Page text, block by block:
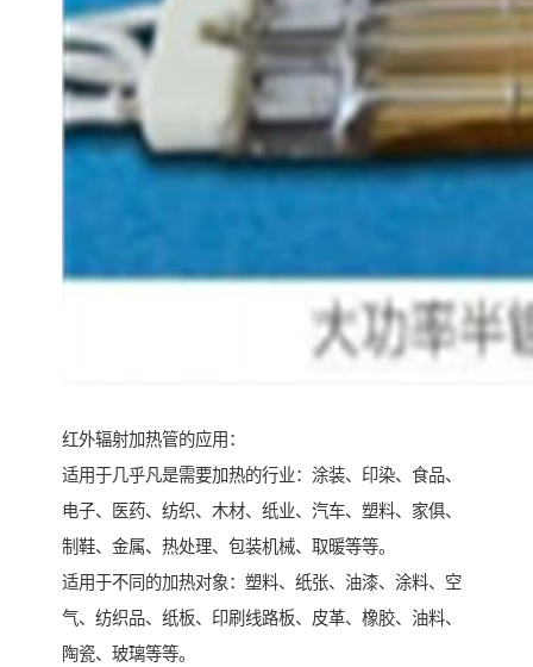
红外辐射加热管的应用：
适用于几乎凡是需要加热的行业：涂装、印染、食品、
电子、医药、纺织、木材、纸业、汽车、塑料、家俱、
制鞋、金属、热处理、包装机械、取暖等等。
适用于不同的加热对象：塑料、纸张、油漆、涂料、空
气、纺织品、纸板、印刷线路板、皮革、橡胶、油料、
陶瓷、玻璃等等。